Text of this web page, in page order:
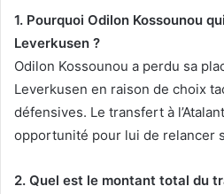
1. Pourquoi Odilon Kossounou
Leverkusen ?
Odilon Kossounou a perdu sa
Leverkusen en raison de choix
défensives. Le transfert à
opportunité pour lui de relancer
2. Quel est le montant total du